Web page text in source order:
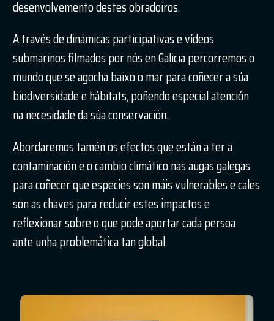
desenvolvemento destes obradoiros.
A través de dinámicas participativas e vídeos
submarinos filmados por nós en Galicia percorremos o
mundo que se agocha baixo o mar para coñecer a súa
biodiversidade e hábitats, poñendo especial atención
na necesidade da súa conservación.
Abordaremos tamén os efectos que están a ter a
contaminación e o cambio climático nas augas galegas
para coñecer que especies son máis vulnerables e cales
son as chaves para reducir estes impactos e
reflexionar sobre o que pode aportar cada persoa
ante unha problemática tan global.